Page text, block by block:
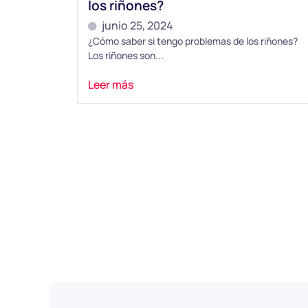
los riñones?
junio 25, 2024
¿Cómo saber si tengo problemas de los riñones?
Los riñones son...
Leer más